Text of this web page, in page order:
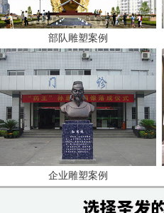
部队雕塑案例
企业雕塑案例